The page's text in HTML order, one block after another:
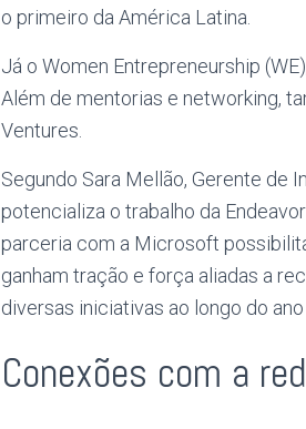
o primeiro da América Latina.
Já o Women Entrepreneurship
Além de mentorias e networking,
Ventures.
Segundo Sara Mellão, Gerente de
potencializa o trabalho da
parceria com a Microsoft
ganham tração e força aliadas a
diversas iniciativas ao longo do
Conexões com a